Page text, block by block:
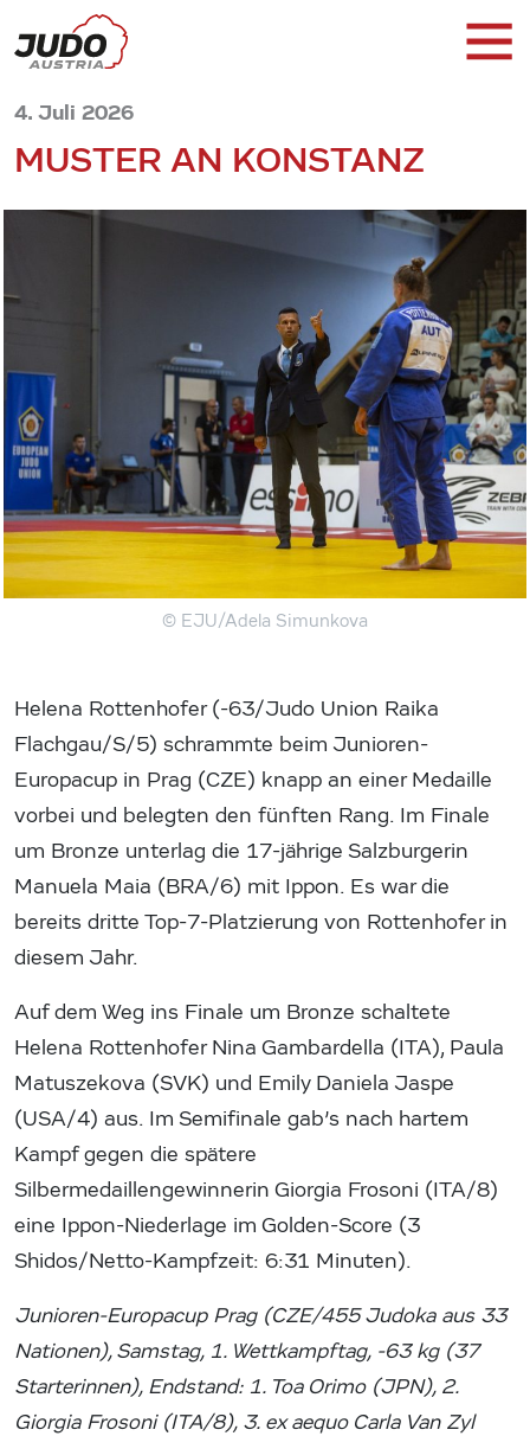
4. Juli 2026
MUSTER AN KONSTANZ
© EJU/Adela Simunkova
Helena Rottenhofer (-63/Judo Union Raika
Flachgau/S/5) schrammte beim Junioren-
Europacup in Prag (CZE) knapp an einer Medaille
vorbei und belegten den fünften Rang. Im Finale
um Bronze unterlag die 17-jährige Salzburgerin
Manuela Maia (BRA/6) mit Ippon. Es war die
bereits dritte Top-7-Platzierung von Rottenhofer in
diesem Jahr.
Auf dem Weg ins Finale um Bronze schaltete
Helena Rottenhofer Nina Gambardella (ITA), Paula
Matuszekova (SVK) und Emily Daniela Jaspe
(USA/4) aus. Im Semifinale gab’s nach hartem
Kampf gegen die spätere
Silbermedaillengewinnerin Giorgia Frosoni (ITA/8)
eine Ippon-Niederlage im Golden-Score (3
Shidos/Netto-Kampfzeit: 6:31 Minuten).
Junioren-Europacup Prag (CZE/455 Judoka aus 33
Nationen), Samstag, 1. Wettkampftag, -63 kg (37
Starterinnen), Endstand: 1. Toa Orimo (JPN), 2.
Giorgia Frosoni (ITA/8), 3. ex aequo Carla Van Zyl